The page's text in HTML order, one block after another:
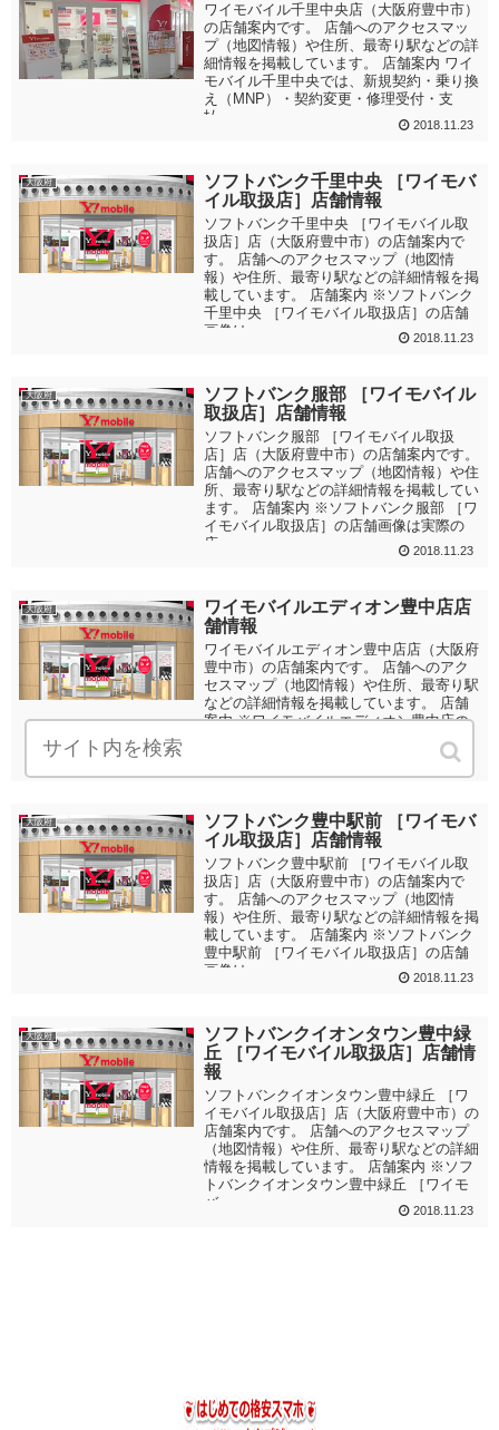
ワイモバイル千里中央店（大阪府豊中市）
の店舗案内です。 店舗へのアクセスマッ
プ（地図情報）や住所、最寄り駅などの詳
細情報を掲載しています。 店舗案内 ワイ
モバイル千里中央では、新規契約・乗り換
え（MNP）・契約変更・修理受付・支
払...
2018.11.23
大阪府
ソフトバンク千里中央 ［ワイモバ
イル取扱店］店舗情報
ソフトバンク千里中央 ［ワイモバイル取
扱店］店（大阪府豊中市）の店舗案内で
す。 店舗へのアクセスマップ（地図情
報）や住所、最寄り駅などの詳細情報を掲
載しています。 店舗案内 ※ソフトバンク
千里中央 ［ワイモバイル取扱店］の店舗
画像は...
2018.11.23
大阪府
ソフトバンク服部 ［ワイモバイル
取扱店］店舗情報
ソフトバンク服部 ［ワイモバイル取扱
店］店（大阪府豊中市）の店舗案内です。
店舗へのアクセスマップ（地図情報）や住
所、最寄り駅などの詳細情報を掲載してい
ます。 店舗案内 ※ソフトバンク服部 ［ワ
イモバイル取扱店］の店舗画像は実際の
店...
2018.11.23
大阪府
ワイモバイルエディオン豊中店店
舗情報
ワイモバイルエディオン豊中店店（大阪府
豊中市）の店舗案内です。 店舗へのアク
セスマップ（地図情報）や住所、最寄り駅
などの詳細情報を掲載しています。 店舗
案内 ※ワイモバイルエディオン豊中店の
店舗画像は実際の店舗画像ではなく、
2018.11.23
大阪府
ソフトバンク豊中駅前 ［ワイモバ
イル取扱店］店舗情報
ソフトバンク豊中駅前 ［ワイモバイル取
扱店］店（大阪府豊中市）の店舗案内で
す。 店舗へのアクセスマップ（地図情
報）や住所、最寄り駅などの詳細情報を掲
載しています。 店舗案内 ※ソフトバンク
豊中駅前 ［ワイモバイル取扱店］の店舗
画像は...
2018.11.23
大阪府
ソフトバンクイオンタウン豊中緑
丘 ［ワイモバイル取扱店］店舗情
報
ソフトバンクイオンタウン豊中緑丘 ［ワ
イモバイル取扱店］店（大阪府豊中市）の
店舗案内です。 店舗へのアクセスマップ
（地図情報）や住所、最寄り駅などの詳細
情報を掲載しています。 店舗案内 ※ソフ
トバンクイオンタウン豊中緑丘 ［ワイモ
バ...
2018.11.23